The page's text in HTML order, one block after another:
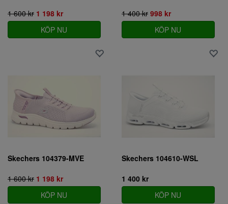
1 600 kr 1 198 kr
KÖP NU
1 400 kr 998 kr
KÖP NU
Skechers 104379-MVE
1 600 kr 1 198 kr
KÖP NU
Skechers 104610-WSL
1 400 kr
KÖP NU